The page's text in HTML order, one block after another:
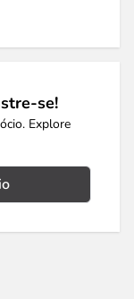
se!
Explore